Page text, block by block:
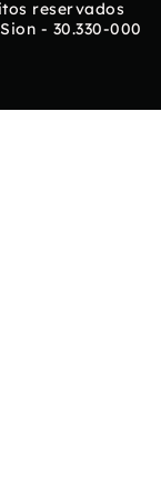
reservados
- 30.330-000